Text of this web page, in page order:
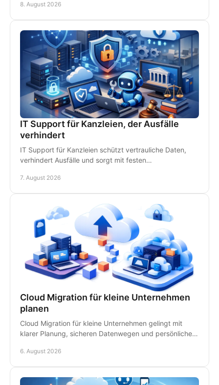
8. August 2026
IT Support für Kanzleien, der Ausfälle
verhindert
IT Support für Kanzleien schützt vertrauliche Daten,
verhindert Ausfälle und sorgt mit festen
Kanzleialltag.
7. August 2026
Cloud Migration für kleine Unternehmen
planen
Cloud Migration für kleine Unternehmen gelingt mit
klarer Planung, sicheren Datenwegen und persönlicher
6. August 2026